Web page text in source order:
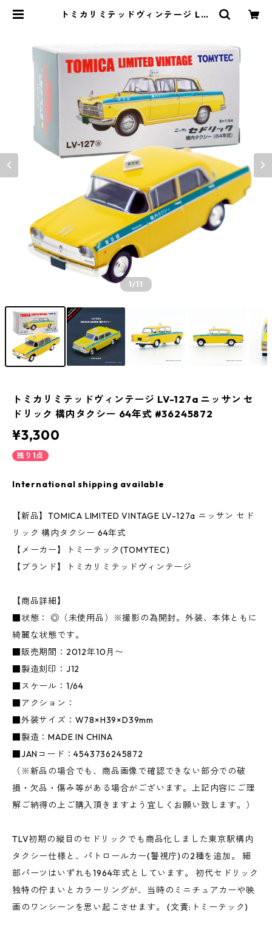
トミカリミテッドヴィンテージ LV-
やジャック
1/11
トミカリミテッドヴィンテージ LV-127a ニッサン セ
ドリック 構内タクシー 64年式 #36245872
¥3,300
残り1点
International shipping available
【新品】TOMICA LIMITED VINTAGE LV-127a ニッサン セド
リック 構内タクシー 64年式
【メーカー】トミーテック(TOMYTEC)
【ブランド】トミカリミテッドヴィンテージ
【商品詳細】
■状態： ◎（未使用品）※撮影の為開封。外装、本体ともに
綺麗な状態です。
■販売期間：2012年10月〜
■製造刻印：J12
■スケール：1/64
■アクション：
■外装サイズ：W78×H39×D39mm
■製造：MADE IN CHINA
■JANコード：4543736245872
（※新品の場合でも、商品画像で確認できない部分での破
損・欠品・傷み等がある場合がございます。上記内容にご理
解ご納得の上ご購入頂きますよう宜しくお願い致します。）
TLV初期の縦目のセドリックでも商品化しました東京駅構内
タクシー仕様と、パトロールカー(警視庁)の2種を追加。 細
部パーツはいずれも1964年式としています。 初代セドリック
独特の佇まいとカラーリングが、当時のミニチュアカーや映
画のワンシーンを思い起こさせます。 (文責:トミーテック)